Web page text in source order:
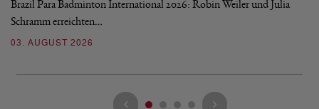
Brazil Para Badminton International 2026: Robin Weiler und Julia
Schramm erreichten…
03. AUGUST 2026